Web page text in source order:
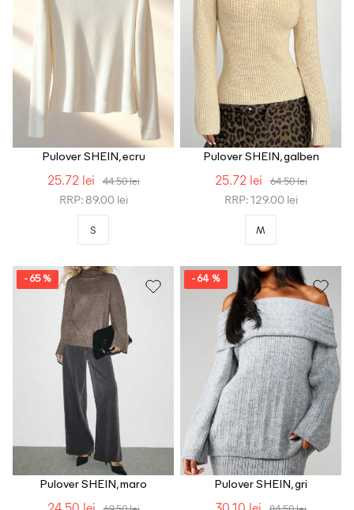
Pulover SHEIN, ecru
25.72 lei 44.50 lei
RRP: 89.00 lei
S
Pulover SHEIN, galben
25.72 lei 64.50 lei
RRP: 129.00 lei
M
- 65 %
Pulover SHEIN, maro
- 64 %
Pulover SHEIN, gri